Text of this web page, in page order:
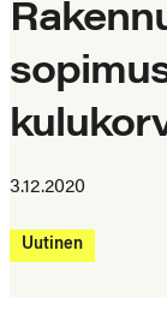
3.12.2020
Uutinen